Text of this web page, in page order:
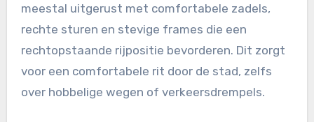
meestal uitgerust met comfortabele zadels,
rechte sturen en stevige frames die een
rechtopstaande rijpositie bevorderen. Dit zorgt
voor een comfortabele rit door de stad, zelfs
over hobbelige wegen of verkeersdrempels.